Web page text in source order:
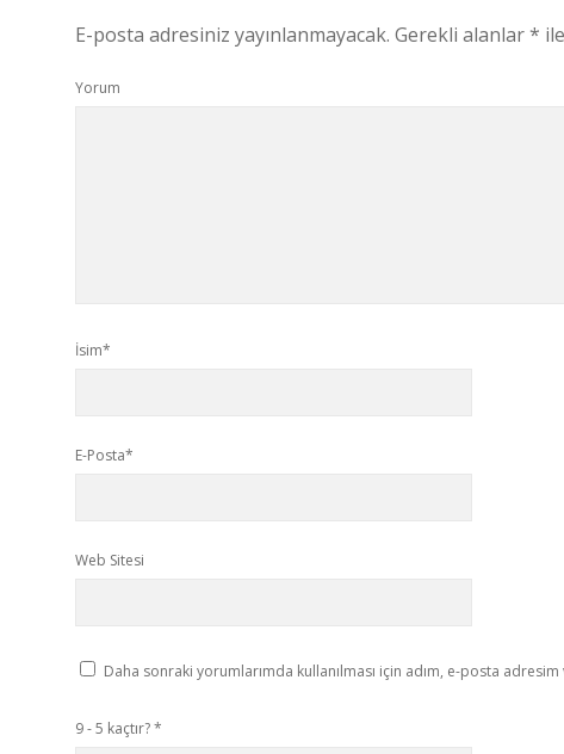
E-posta adresiniz yayınlanmayacak. Gerekli alanlar*
Yorum
İsim*
E-Posta*
Web Sitesi
Daha sonraki yorumlarımda kullanılması için adım, e-posta
9 - 5 kaçtır?*